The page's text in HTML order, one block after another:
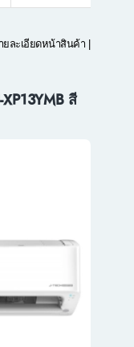
ละเอียดหน้าสินค้า |
สี